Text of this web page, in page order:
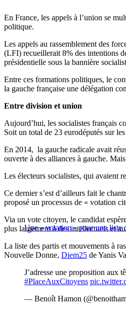
En France, les appels à l’union se
politique.
Les appels au rassemblement des
(LFI) recueillerait 8% des intentions
présidentielle sous la bannière
Entre ces formations politiques, le
la gauche française une délégation
Entre division et union
Aujourd’hui, les socialistes français
Soit un total de 23 eurodéputés sur
En 2014, la gauche radicale avait
ouverte à des alliances à gauche.
Les électeurs socialistes, qui avaient
Ce dernier s’est d’ailleurs fait le
proposé un processus de « votation
Une « votation » pour une liste
Via un vote citoyen, le candidat
plus largement à des intellectuels et
La liste des partis et mouvements à
Nouvelle Donne, Diem25 de Yanis
J’adresse une proposition aux
#PlaceAuxCitoyens
— Benoît Hamon